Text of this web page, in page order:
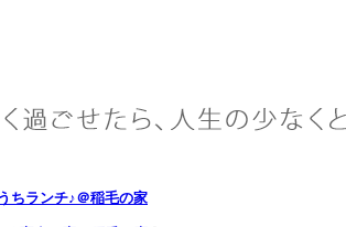
ちランチ♪＠稲毛の家